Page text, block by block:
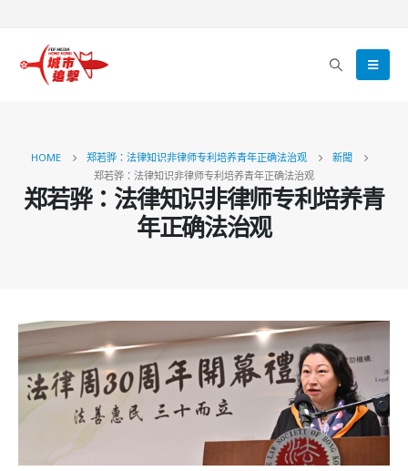
HOME 郑若骅：法律知识非律师专利培养青年正确法治观
新聞
郑若骅：法律知识非律师专利培养青年正确法治观
郑若骅：法律知识非律师专利培养青
年正确法治观